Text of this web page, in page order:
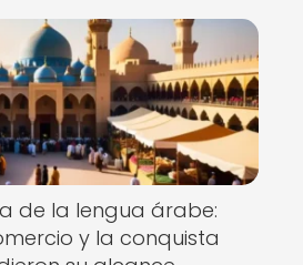
de la lengua árabe:
y la conquista